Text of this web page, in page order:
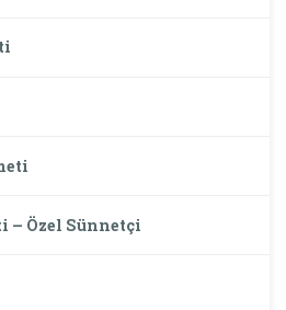
– Özel Sünnetçi